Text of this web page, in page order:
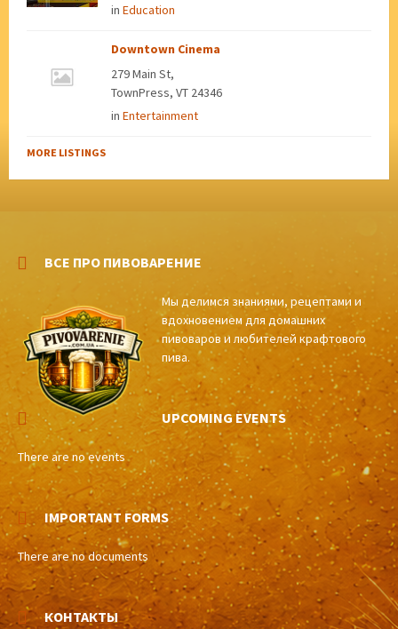
in Education
Downtown Cinema
279 Main St,
TownPress, VT 24346
in Entertainment
MORE LISTINGS
ВСЕ ПРО ПИВОВАРЕНИЕ
Мы делимся знаниями, рецептами и
вдохновением для домашних
пивоваров и любителей крафтового
пива.
UPCOMING EVENTS
There are no events
IMPORTANT FORMS
There are no documents
КОНТАКТЫ